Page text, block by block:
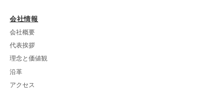
会社情報
会社概要
代表挨拶
理念と価値観
沿革
アクセス